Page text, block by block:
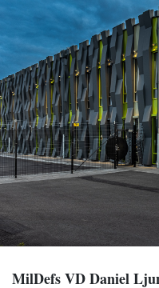
MilDefs VD Daniel